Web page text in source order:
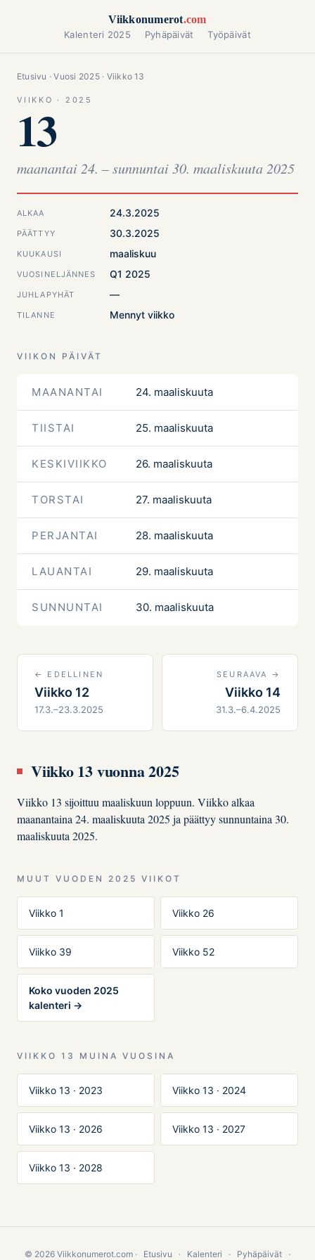
Viikkonumerot.com
Kalenteri 2025 Pyhäpäivät Työpäivät
Etusivu ·Vuosi 2025· Viikko 13
VIIKKO · 2025
13
maanantai 24. – sunnuntai 30. maaliskuuta 2025
ALKAA 24.3.2025
PÄÄTTYY 30.3.2025
KUUKAUSI maaliskuu
VUOSINELJÄNNES Q1 2025
JUHLAPYHÄT —
TILANNE Mennyt viikko
VIIKON PÄIVÄT
MAANANTAI 24. maaliskuuta
TIISTAI 25. maaliskuuta
KESKIVIIKKO 26. maaliskuuta
TORSTAI 27. maaliskuuta
PERJANTAI 28. maaliskuuta
LAUANTAI 29. maaliskuuta
SUNNUNTAI 30. maaliskuuta
← EDELLINEN
Viikko 12
17.3.–23.3.2025
SEURAAVA →
Viikko 14
31.3.–6.4.2025
Viikko 13 vuonna 2025
Viikko 13 sijoittuu maaliskuun loppuun. Viikko alkaa
maanantaina 24. maaliskuuta 2025 ja päättyy sunnuntaina 30.
maaliskuuta 2025.
MUUT VUODEN 2025 VIIKOT
Viikko 1 Viikko 26
Viikko 39 Viikko 52
Koko vuoden 2025
kalenteri →
VIIKKO 13 MUINA VUOSINA
Viikko 13 · 2023 Viikko 13 · 2024
Viikko 13 · 2026 Viikko 13 · 2027
Viikko 13 · 2028
© 2026 Viikkonumerot.com · Etusivu · Kalenteri · Pyhäpäivät ·